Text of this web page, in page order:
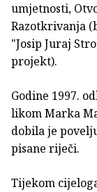
umjetnosti,
Razotkrivanja
"Josip Juraj
projekt).
Godine 1997.
likom Marka
dobila je
pisane riječi.
Tijekom